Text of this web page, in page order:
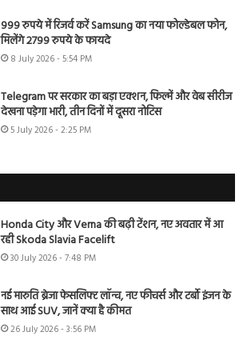
999 रुपये में रिजर्व करें Samsung का नया फोल्डेबल फोन,
मिलेंगे 2799 रुपये के फायदे
8 July 2026 - 5:54 PM
Telegram पर सरकार का बड़ा एक्शन, फिल्में और वेब सीरीज
देखना पड़ेगा भारी, तीन दिनों में दूसरा नोटिस
5 July 2026 - 2:25 PM
Honda City और Verna की बढ़ी टेंशन, नए अवतार में आ
रही Skoda Slavia Facelift
30 July 2026 - 7:48 PM
नई मारुति ब्रेजा फेसलिफ्ट लॉन्च, नए फीचर्स और टर्बो इंजन के
साथ आई SUV, जानें क्या है कीमत
26 July 2026 - 3:56 PM